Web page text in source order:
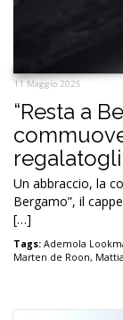
11 Maggio 2025
“Resta a
Un abbraccio, la
Bergamo”, il
[…]
Tags: Ademola
Marten de Roon,